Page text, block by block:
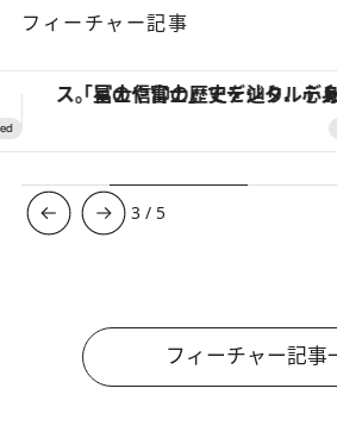
フィーチャー記事
【銀座で出合う最旬美容】美髪ケアや上質な眠り…セルフケアのアップデートから、特別な名入れギフトまで。大人のための「
3 / 5
フィーチャー記事